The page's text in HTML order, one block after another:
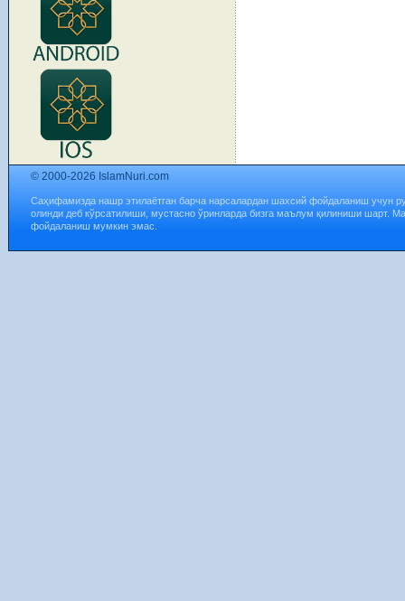
© 2000-2026 IslamNuri.com
Саҳифамизда нашр этилаётган барча нарсалардан шахсий фойдаланиш учун
олинди деб кўрсатилиши, мустасно ўринларда бизга маълум қилиниши шарт.
фойдаланиш мумкин эмас.